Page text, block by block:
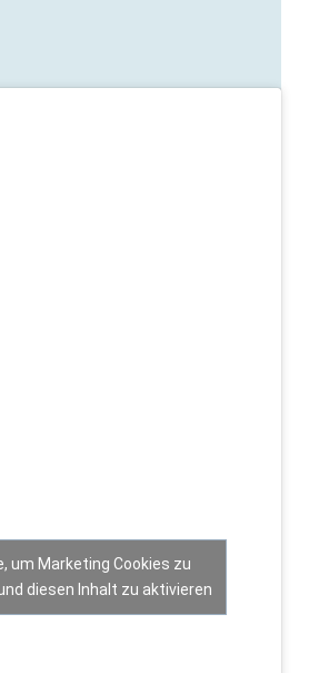
um Marketing Cookies zu
diesen Inhalt zu aktivieren